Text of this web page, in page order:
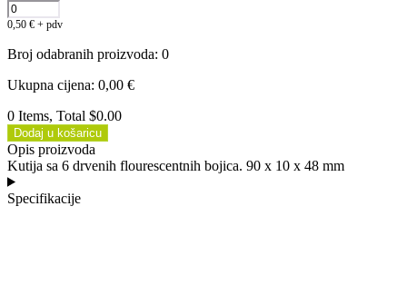
0,50 € + pdv
Broj odabranih proizvoda: 0
Ukupna cijena: 0,00 €
0 Items, Total $0.00
Dodaj u košaricu
Opis proizvoda
Kutija sa 6 drvenih flourescentnih bojica. 90 x 10 x 48 mm
Specifikacije